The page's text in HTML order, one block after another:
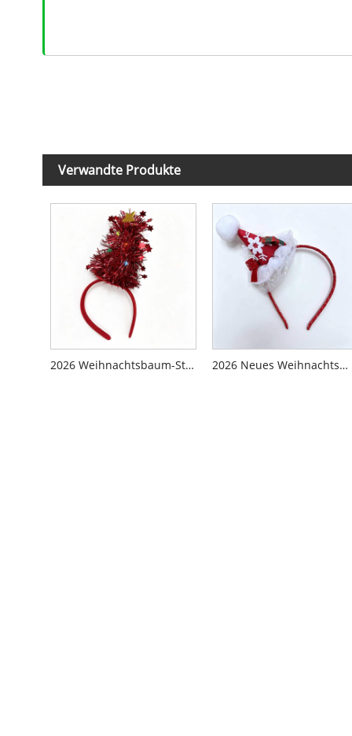
Verwandte Produkte
2026 Weihnachtsbaum-Stirnband 2026 Neues Weihnachtsmützen-Stirnband mit Lichtern